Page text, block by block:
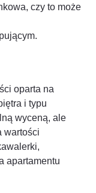
czy to może
oparta na
i typu
wyceną, ale
wartości
apartamentu